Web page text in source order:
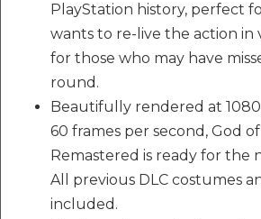
PlayStation history, perfect
wants to re-live the action in
for those who may have
round.
Beautifully rendered at
60 frames per second, God of
Remastered is ready for the
All previous DLC costumes
included.